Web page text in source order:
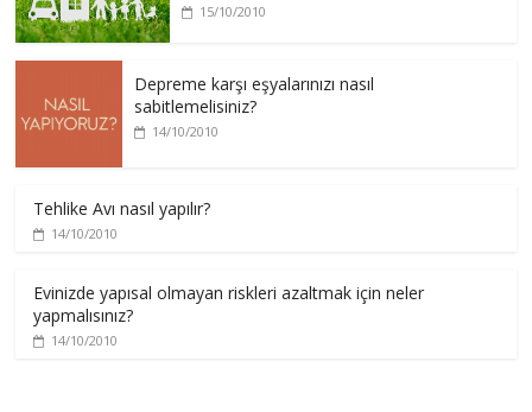
15/10/2010
Depreme karşı eşyalarınızı nasıl
sabitlemelisiniz?
14/10/2010
Tehlike Avı nasıl yapılır?
14/10/2010
Evinizde yapısal olmayan riskleri azaltmak için neler
yapmalısınız?
14/10/2010